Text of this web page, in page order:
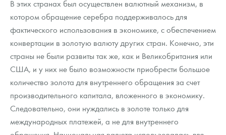
В этих странах был осуществлен валютный механизм, в
котором обращение серебра поддерживалось для
фактического использования в экономике, с обеспечением
конвертации в золотую валюту других стран. Конечно, эти
страны не были развиты так же, как и Великобритания или
США, и у них не было возможности приобрести большое
количество золота для внутреннего обращения за счет
производительного капитала, вложенного в экономику.
Следовательно, они нуждались в золоте только для
международных платежей, а не для внутреннего